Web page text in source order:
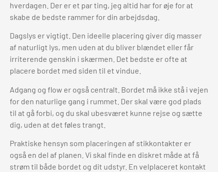
hverdagen. Der er et par ting, jeg altid har for øje for at
skabe de bedste rammer for din arbejdsdag.
Dagslys er vigtigt. Den ideelle placering giver dig masser
af naturligt lys, men uden at du bliver blændet eller får
irriterende genskin i skærmen. Det bedste er ofte at
placere bordet med siden til et vindue.
Adgang og flow er også centralt. Bordet må ikke stå i vejen
for den naturlige gang i rummet. Der skal være god plads
til at gå forbi, og du skal ubesværet kunne rejse og sætte
dig, uden at det føles trangt.
Praktiske hensyn som placeringen af stikkontakter er
også en del af planen. Vi skal finde en diskret måde at få
strøm til både bordet og dit udstyr. En velplaceret kontakt